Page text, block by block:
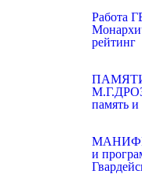
рейтинг
память
и